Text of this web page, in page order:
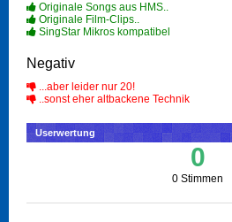
Originale Songs aus HMS..
Originale Film-Clips..
SingStar Mikros kompatibel
Negativ
...aber leider nur 20!
..sonst eher altbackene Technik
Userwertung
0
0 Stimmen